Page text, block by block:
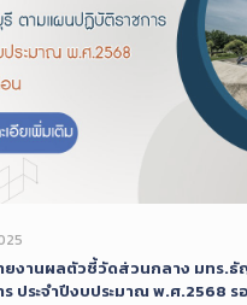
ยงานผลตัวชี้วัดส่วนกลาง มทร.
ประจำปีงบประมาณ พ.ศ.2568 ร